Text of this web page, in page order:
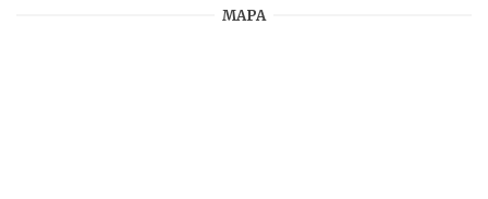
MAPA